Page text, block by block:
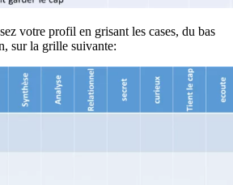
votre profil en grisant les cases, du bas
sur la grille suivante: